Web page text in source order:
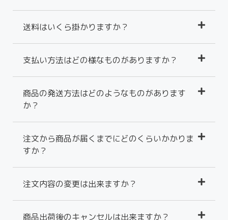
送料はいくら掛かりますか？
支払い方法はどの様なものがありますか？
商品の発送方法はどのようなものがあります
か？
注文から商品が届くまでにどのくらいかかりま
すか？
注文内容の変更は出来ますか？
商品出荷後のキャンセルは出来ますか？